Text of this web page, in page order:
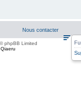
Nous contacter
phpBB Limited
Qiaeru